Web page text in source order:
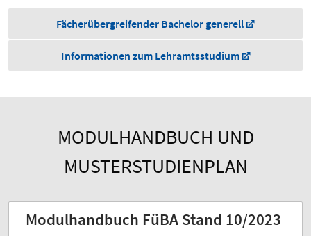
Fächerübergreifender Bachelor generell
Informationen zum Lehramtsstudium
MODULHANDBUCH UND
MUSTERSTUDIENPLAN
Modulhandbuch FüBA Stand 10/2023